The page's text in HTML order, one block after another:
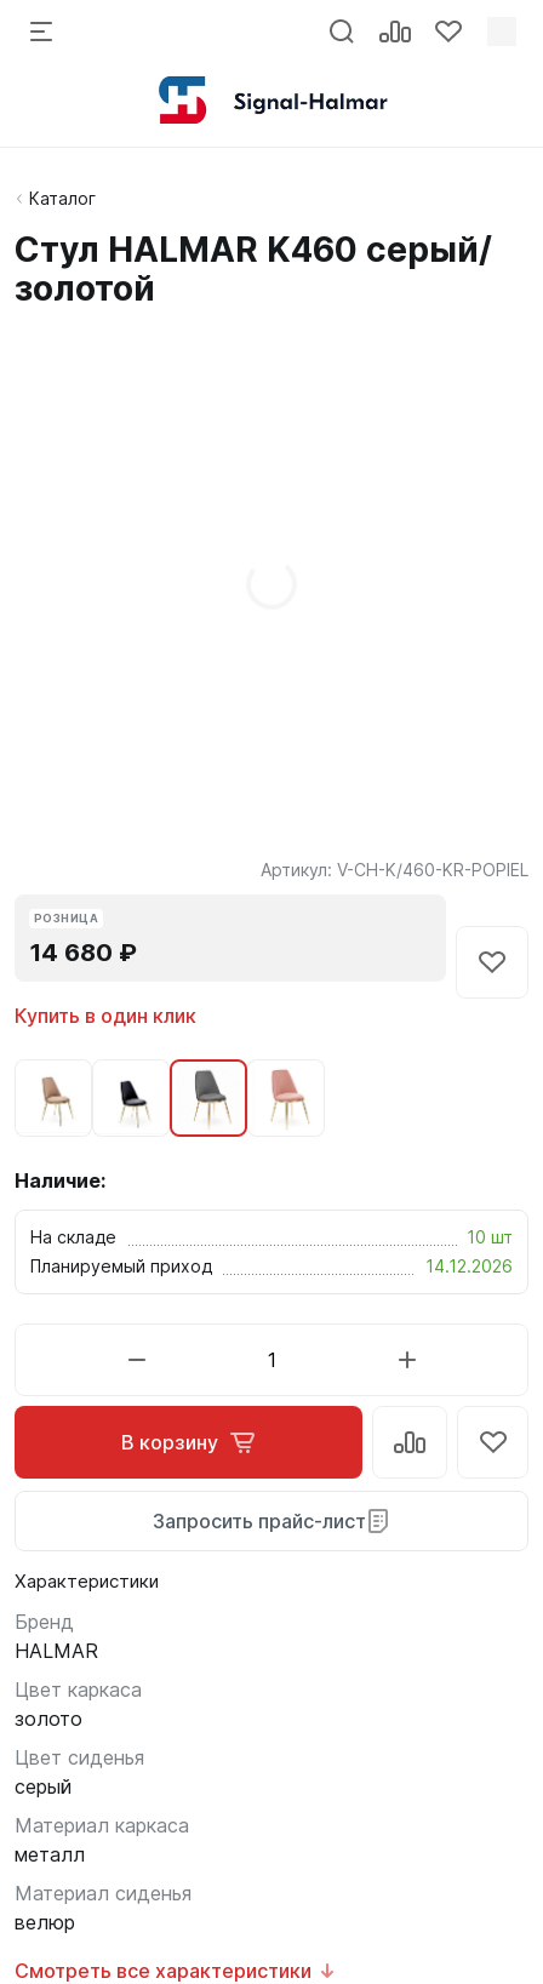
Каталог
Стул HALMAR K460 серый/
золотой
Характеристики
Бренд
HALMAR
Цвет каркаса
золото
Цвет сиденья
серый
Материал каркаса
металл
Материал сиденья
велюр
Смотреть все характеристики
Артикул: V-CH-K/460-KR-POPIEL
РОЗНИЦА
14 680 ₽
Купить в один клик
Наличие:
На складе
10 шт
Планируемый приход
14.12.2026
В корзину
Запросить прайс-лист